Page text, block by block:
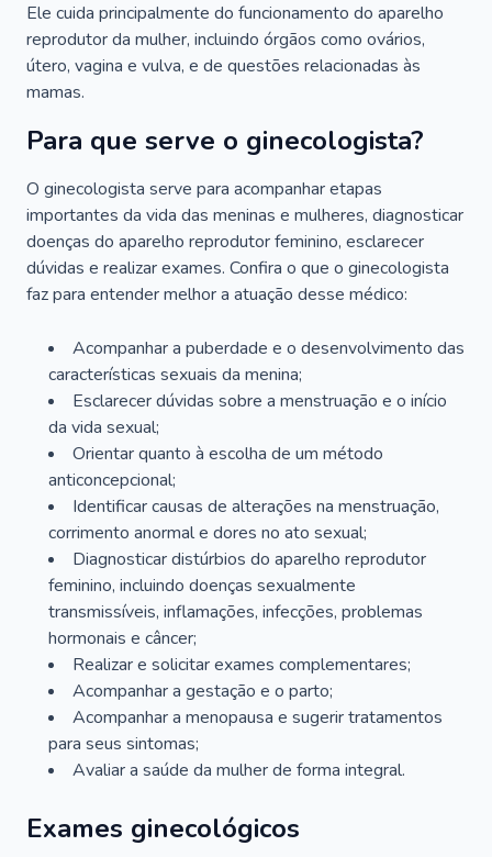
Ele cuida principalmente do funcionamento do aparelho
reprodutor da mulher, incluindo órgãos como ovários,
útero, vagina e vulva, e de questões relacionadas às
mamas.
Para que serve o ginecologista?
O ginecologista serve para acompanhar etapas
importantes da vida das meninas e mulheres, diagnosticar
doenças do aparelho reprodutor feminino, esclarecer
dúvidas e realizar exames. Confira o que o ginecologista
faz para entender melhor a atuação desse médico:
Acompanhar a puberdade e o desenvolvimento das
características sexuais da menina;
Esclarecer dúvidas sobre a menstruação e o início
da vida sexual;
Orientar quanto à escolha de um método
anticoncepcional;
Identificar causas de alterações na menstruação,
corrimento anormal e dores no ato sexual;
Diagnosticar distúrbios do aparelho reprodutor
feminino, incluindo doenças sexualmente
transmissíveis, inflamações, infecções, problemas
hormonais e câncer;
Realizar e solicitar exames complementares;
Acompanhar a gestação e o parto;
Acompanhar a menopausa e sugerir tratamentos
para seus sintomas;
Avaliar a saúde da mulher de forma integral.
Exames ginecológicos